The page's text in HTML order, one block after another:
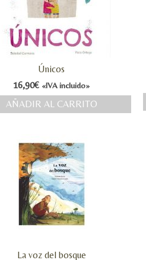
Únicos
16,90€ «IVA incluido»
AÑADIR AL CARRITO
La voz del bosque